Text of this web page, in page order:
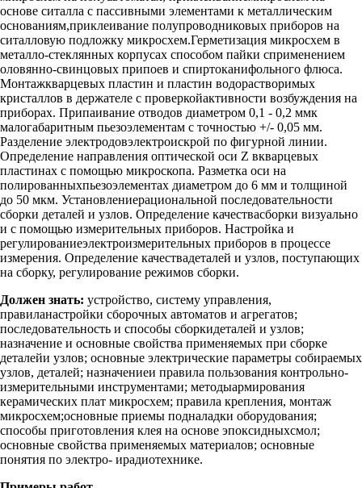
основе ситалла с пассивными элементами к металлическим
основаниям,приклеивание полупроводниковых приборов на
ситалловую подложку микросхем.Герметизация микросхем в
металло-стеклянных корпусах способом пайки сприменением
оловянно-свинцовых припоев и спиртоканифольного флюса.
Монтажкварцевых пластин и пластин водорастворимых
кристаллов в держателе с проверкойактивности возбуждения на
приборах. Припаивание отводов диаметром 0,1 - 0,2 ммк
малогабаритным пьезоэлементам с точностью +/- 0,05 мм.
Разделение электродовэлектроискрой по фигурной линии.
Определение направления оптической оси Z вкварцевых
пластинах с помощью микроскопа. Разметка оси на
полированныхпьезоэлементах диаметром до 6 мм и толщиной
до 50 мкм. Установлениерациональной последовательности
сборки деталей и узлов. Определение качествасборки визуально
и с помощью измерительных приборов. Настройка и
регулированиеэлектроизмерительных приборов в процессе
измерения. Определение качествадеталей и узлов, поступающих
на сборку, регулирование режимов сборки.
Должен знать: устройство, систему управления,
правиланастройки сборочных автоматов и агрегатов;
последовательность и способы сборкидеталей и узлов;
назначение и основные свойства применяемых при сборке
деталейи узлов; основные электрические параметры собираемых
узлов, деталей; назначениеи правила пользования контрольно-
измерительными инструментами; методыармирования
керамических плат микросхем; правила крепления, монтаж
микросхем;основные приемы подналадки оборудования;
способы приготовления клея на основе эпоксидныхсмол;
основные свойства применяемых материалов; основные
понятия по электро- ирадиотехнике.